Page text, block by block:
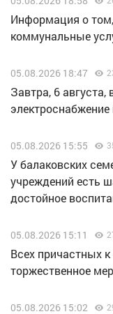
Информация о том,
коммунальные
05.08.2026 18:47
Завтра, 6
05.08.2026 15:55
У балаковских
учреждений есть
достойное
05.08.2026 15:11
Всех причастных
торжественное
05.08.2026 15:02